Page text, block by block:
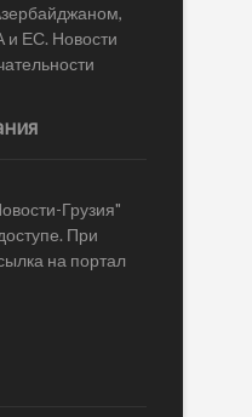
и ЕС. Новости
Грузия"
При
на портал